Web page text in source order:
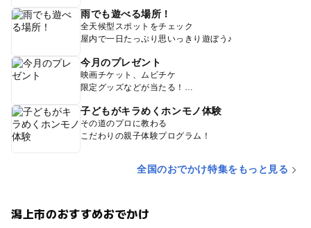
雨でも遊べる場所！
全天候型スポットをチェック
屋内で一日たっぷり思いっきり遊ぼう♪
今月のプレゼント
映画チケット、ムビチケ
限定グッズなどが当たる！
子どもがキラめくホンモノ体験
その道のプロに教わる
こだわりの親子体験プログラム！
全国のおでかけ特集をもっと見る
潟上市のおすすめおでかけ